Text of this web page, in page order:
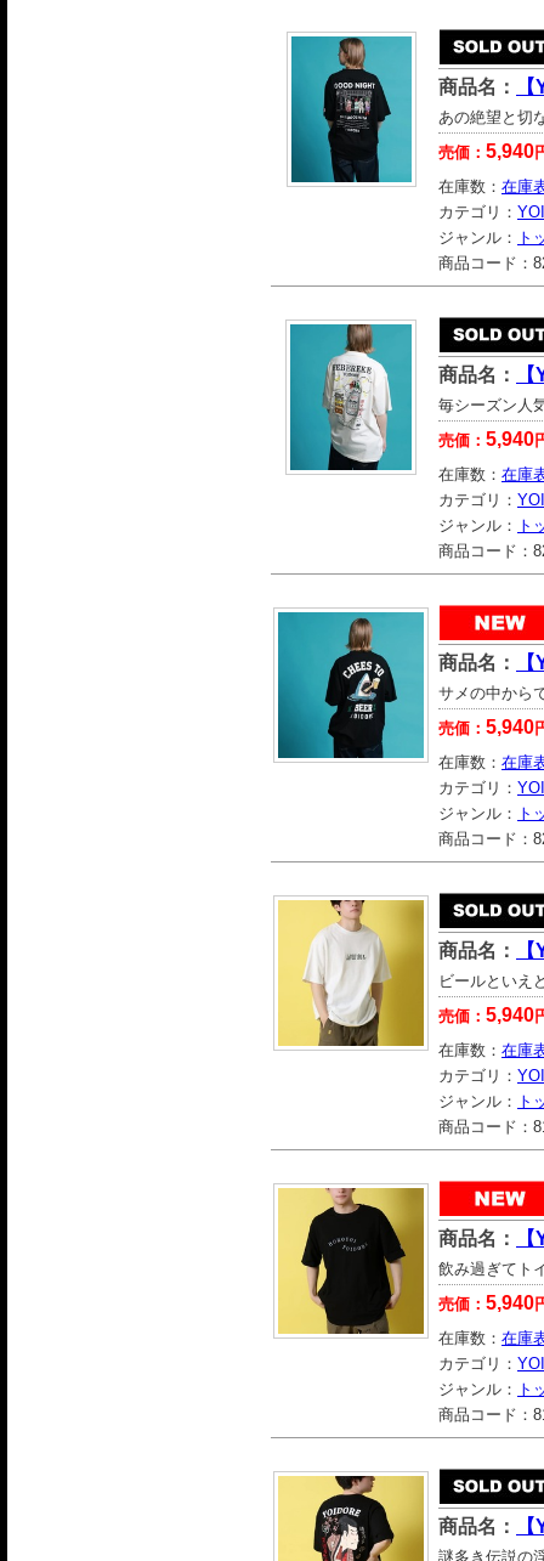
商品名：
あの絶望と切
売価： 5,940
在庫数： 在庫
カテゴリ：
ジャンル： ト
商品コード：
商品名：
毎シーズン人
売価： 5,940
在庫数： 在庫
カテゴリ：
ジャンル： ト
商品コード：
商品名：
サメの中から
売価： 5,940
在庫数： 在庫
カテゴリ：
ジャンル： ト
商品コード：
商品名：
ビールといえ
売価： 5,940
在庫数： 在庫
カテゴリ：
ジャンル： ト
商品コード：
商品名：
飲み過ぎてト
売価： 5,940
在庫数： 在庫
カテゴリ：
ジャンル： ト
商品コード：
商品名：
謎多き伝説の